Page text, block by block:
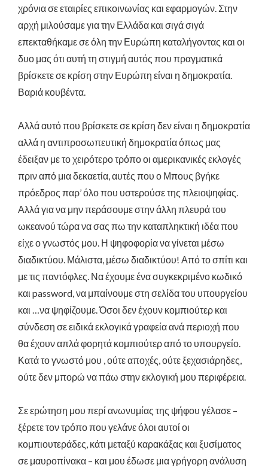
χρόνια σε εταιρίες επικοινωνίας και εφαρμογών. Στην
αρχή μιλούσαμε για την Ελλάδα και σιγά σιγά
επεκταθήκαμε σε όλη την Ευρώπη καταλήγοντας και οι
δυο μας ότι αυτή τη στιγμή αυτός που πραγματικά
βρίσκετε σε κρίση στην Ευρώπη είναι η δημοκρατία.
Βαριά κουβέντα.
Αλλά αυτό που βρίσκετε σε κρίση δεν είναι η δημοκρατία
αλλά η αντιπροσωπευτική δημοκρατία όπως μας
έδειξαν με το χειρότερο τρόπο οι αμερικανικές εκλογές
πριν από μια δεκαετία, αυτές που ο Μπους βγήκε
πρόεδρος παρ’ όλο που υστερούσε της πλειοψηφίας.
Αλλά για να μην περάσουμε στην άλλη πλευρά του
ωκεανού τώρα να σας πω την καταπληκτική ιδέα που
είχε ο γνωστός μου. Η ψηφοφορία να γίνεται μέσω
διαδικτύου. Μάλιστα, μέσω διαδικτύου! Από το σπίτι και
με τις παντόφλες. Να έχουμε ένα συγκεκριμένο κωδικό
και password, να μπαίνουμε στη σελίδα του υπουργείου
και …να ψηφίζουμε. Όσοι δεν έχουν κομπιούτερ και
σύνδεση σε ειδικά εκλογικά γραφεία ανά περιοχή που
θα έχουν απλά φορητά κομπιούτερ από το υπουργείο.
Κατά το γνωστό μου , ούτε αποχές, ούτε ξεχασιάρηδες,
ούτε δεν μπορώ να πάω στην εκλογική μου περιφέρεια.
Σε ερώτηση μου περί ανωνυμίας της ψήφου γέλασε –
ξέρετε τον τρόπο που γελάνε όλοι αυτοί οι
κομπιουτεράδες, κάτι μεταξύ καρακάξας και ξυσίματος
σε μαυροπίνακα – και μου έδωσε μια γρήγορη ανάλυση